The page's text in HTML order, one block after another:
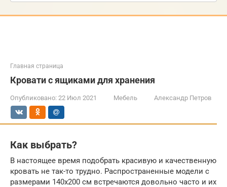
Главная страница
Кровати с ящиками для хранения
Опубликовано: 22 Июл 2021 Мебель Александр Петров
Как выбрать?
В настоящее время подобрать красивую и качественную
кровать не так-то трудно. Распространенные модели с
размерами 140х200 см встречаются довольно часто и их